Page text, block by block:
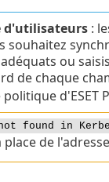
d'utilisateurs:
ou
de chaque
d'ESET
found in
de l'adresse